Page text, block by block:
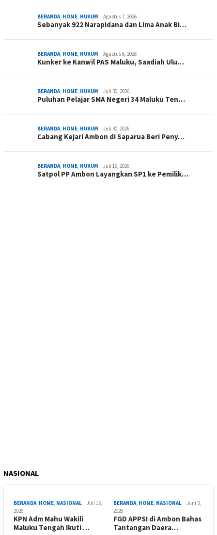
BERANDA HOME HUKUM Agustus 7, 2026
Sebanyak 922 Narapidana dan Lima Anak Bi…
BERANDA HOME HUKUM Agustus 6, 2026
Kunker ke Kanwil PAS Maluku, Saadiah Ulu…
BERANDA HOME HUKUM Juli 30, 2026
Puluhan Pelajar SMA Negeri 34 Maluku Ten…
BERANDA HOME HUKUM Juli 30, 2026
Cabang Kejari Ambon di Saparua Beri Peny…
BERANDA HOME HUKUM Juli 16, 2026
Satpol PP Ambon Layangkan SP1 ke Pemilik…
NASIONAL
BERANDA HOME NASIONAL
Juli 15,
2026
KPN Adm Mahu Wakili
Maluku Tengah Ikuti …
BERANDA HOME NASIONAL
Juni 3,
2026
FGD APPSI di Ambon Bahas
Tantangan Daera…